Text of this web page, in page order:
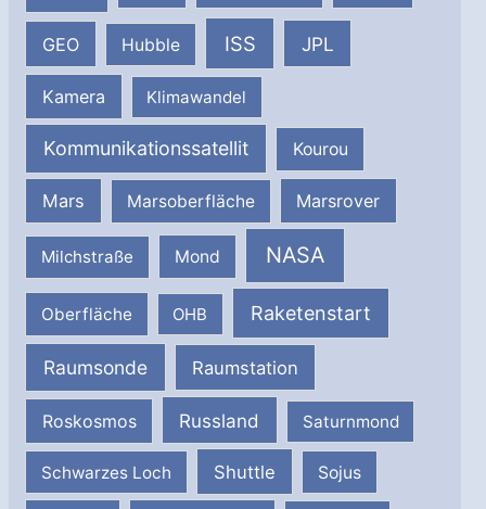
GEO Hubble ISS JPL
Kamera Klimawandel
Kommunikationssatellit Kourou
Mars Marsoberfläche Marsrover
Milchstraße Mond NASA
Oberfläche OHB Raketenstart
Raumsonde Raumstation
Roskosmos Russland Saturnmond
Schwarzes Loch Shuttle Sojus